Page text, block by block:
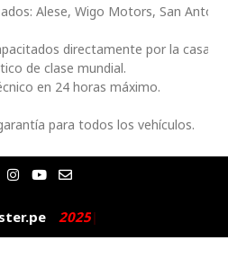
Alese, Wigo Motors, San
directamente por la casa
de clase mundial.
en 24 horas máximo.
para todos los vehículos.
I
n
t
a
g
Y
o
t
u
b
E
n
e
l
o
2025|